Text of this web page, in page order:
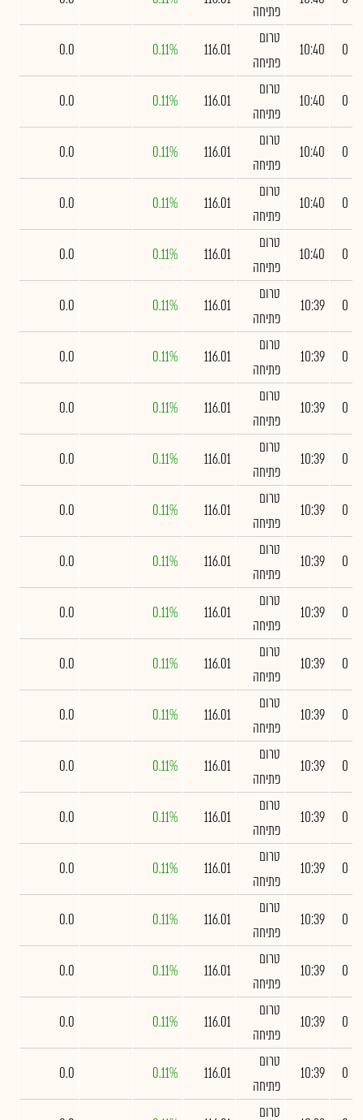
פתיחה
0
10:40
טרום
פתיחה
116.01
0.11%
0.0
0
10:40
טרום
פתיחה
116.01
0.11%
0.0
0
10:40
טרום
פתיחה
116.01
0.11%
0.0
0
10:40
טרום
פתיחה
116.01
0.11%
0.0
0
10:40
טרום
פתיחה
116.01
0.11%
0.0
0
10:39
טרום
פתיחה
116.01
0.11%
0.0
0
10:39
טרום
פתיחה
116.01
0.11%
0.0
0
10:39
טרום
פתיחה
116.01
0.11%
0.0
0
10:39
טרום
פתיחה
116.01
0.11%
0.0
0
10:39
טרום
פתיחה
116.01
0.11%
0.0
0
10:39
טרום
פתיחה
116.01
0.11%
0.0
0
10:39
טרום
פתיחה
116.01
0.11%
0.0
0
10:39
טרום
פתיחה
116.01
0.11%
0.0
0
10:39
טרום
פתיחה
116.01
0.11%
0.0
0
10:39
טרום
פתיחה
116.01
0.11%
0.0
0
10:39
טרום
פתיחה
116.01
0.11%
0.0
0
10:39
טרום
פתיחה
116.01
0.11%
0.0
0
10:39
טרום
פתיחה
116.01
0.11%
0.0
0
10:39
טרום
פתיחה
116.01
0.11%
0.0
0
10:39
טרום
פתיחה
116.01
0.11%
0.0
0
10:39
טרום
פתיחה
116.01
0.11%
0.0
טרום